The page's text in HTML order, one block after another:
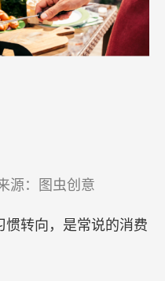
源：图虫创意
惯转向，是常说的消费